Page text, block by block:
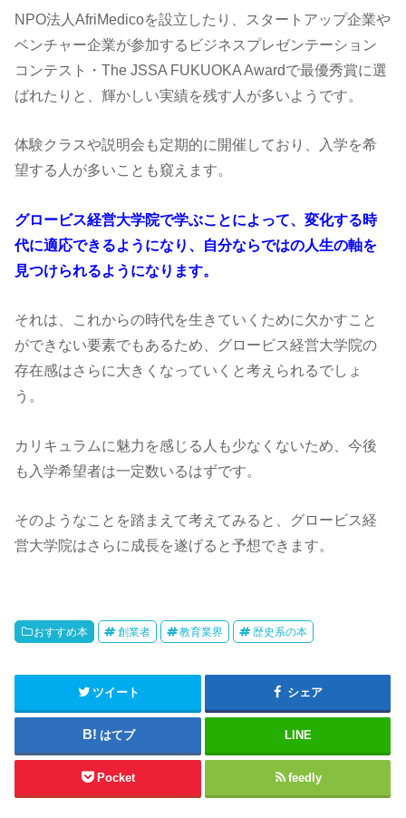
NPO法人AfriMedicoを設立したり、スタートアップ企業や
ベンチャー企業が参加するビジネスプレゼンテーション
コンテスト・The JSSA FUKUOKA Awardで最優秀賞に選
ばれたりと、輝かしい実績を残す人が多いようです。
体験クラスや説明会も定期的に開催しており、入学を希
望する人が多いことも窺えます。
グロービス経営大学院で学ぶことによって、変化する時
代に適応できるようになり、自分ならではの人生の軸を
見つけられるようになります。
それは、これからの時代を生きていくために欠かすこと
ができない要素でもあるため、グロービス経営大学院の
存在感はさらに大きくなっていくと考えられるでしょ
う。
カリキュラムに魅力を感じる人も少なくないため、今後
も入学希望者は一定数いるはずです。
そのようなことを踏まえて考えてみると、グロービス経
営大学院はさらに成長を遂げると予想できます。
おすすめ本 創業者 教育業界 歴史系の本
ツイート シェア
はてブ LINE
Pocket feedly